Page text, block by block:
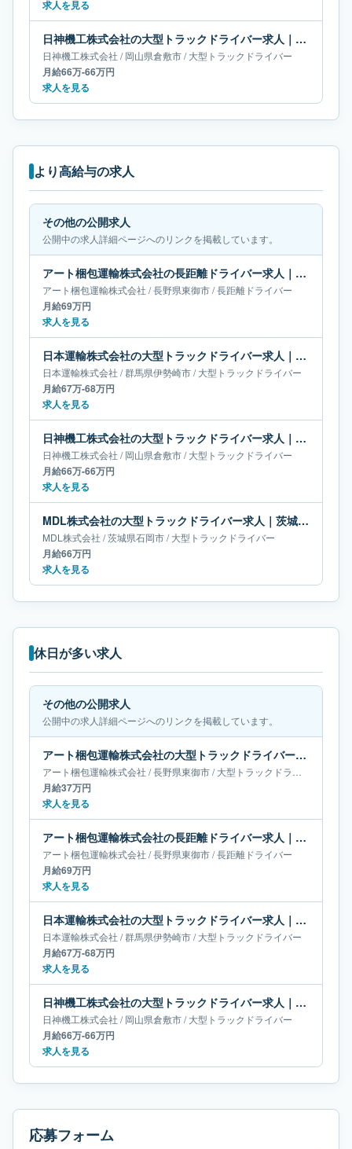
求人を見る
日神機工株式会社の大型トラックドライバー求人｜岡山県倉敷市｜月給66万-66万円
日神機工株式会社 /岡山県倉敷市/大型トラックドライバー
月給66万-66万円
求人を見る
より高給与の求人
その他の公開求人
公開中の求人詳細ページへのリンクを掲載しています。
アート梱包運輸株式会社の長距離ドライバー求人｜長野県東御市｜月給69万円
アート梱包運輸株式会社 /長野県東御市/長距離ドライバー
月給69万円
求人を見る
日本運輸株式会社の大型トラックドライバー求人｜群馬県伊勢崎市｜月給67万-68万円
日本運輸株式会社 /群馬県伊勢崎市/大型トラックドライバー
月給67万-68万円
求人を見る
日神機工株式会社の大型トラックドライバー求人｜岡山県倉敷市｜月給66万-66万円
日神機工株式会社 /岡山県倉敷市/大型トラックドライバー
月給66万-66万円
求人を見る
MDL株式会社の大型トラックドライバー求人｜茨城県石岡市｜月給66万円
MDL株式会社 /茨城県石岡市/大型トラックドライバー
月給66万円
求人を見る
休日が多い求人
その他の公開求人
公開中の求人詳細ページへのリンクを掲載しています。
アート梱包運輸株式会社の大型トラックドライバー求人｜長野県東御市｜月給37万円
アート梱包運輸株式会社 /長野県東御市/大型トラックドライバー
月給37万円
求人を見る
アート梱包運輸株式会社の長距離ドライバー求人｜長野県東御市｜月給69万円
アート梱包運輸株式会社 /長野県東御市/長距離ドライバー
月給69万円
求人を見る
日本運輸株式会社の大型トラックドライバー求人｜群馬県伊勢崎市｜月給67万-68万円
日本運輸株式会社 /群馬県伊勢崎市/大型トラックドライバー
月給67万-68万円
求人を見る
日神機工株式会社の大型トラックドライバー求人｜岡山県倉敷市｜月給66万-66万円
日神機工株式会社 /岡山県倉敷市/大型トラックドライバー
月給66万-66万円
求人を見る
応募フォーム